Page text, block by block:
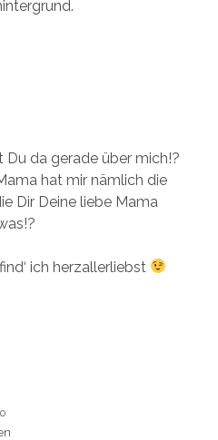
Du da gerade über mich!?
hat mir nämlich die
Dir Deine liebe Mama
ich herzallerliebst